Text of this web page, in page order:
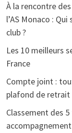
À la rencontre
l’AS Monaco :
club ?
Les 10 meilleurs
France
Compte joint :
plafond de retrait
Classement des